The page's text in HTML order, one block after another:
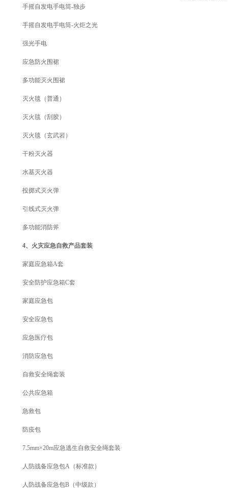
手摇自发电手电筒-独步
手摇自发电手电筒-火炬之光
强光手电
应急防火围裙
多功能灭火围裙
灭火毯（普通）
灭火毯（刮胶）
灭火毯（玄武岩）
干粉灭火器
水基灭火器
投掷式灭火弹
引线式灭火弹
多功能消防斧
4、火灾应急自救产品套装
家庭应急箱A套
安全防护应急箱C套
家庭应急包
安全应急包
应急医疗包
消防应急包
自救安全绳套装
公共应急箱
急救包
防疫包
7.5mm×20m应急逃生自救安全绳套装
人防战备应急包A（标准款）
人防战备应急包B（中级款）